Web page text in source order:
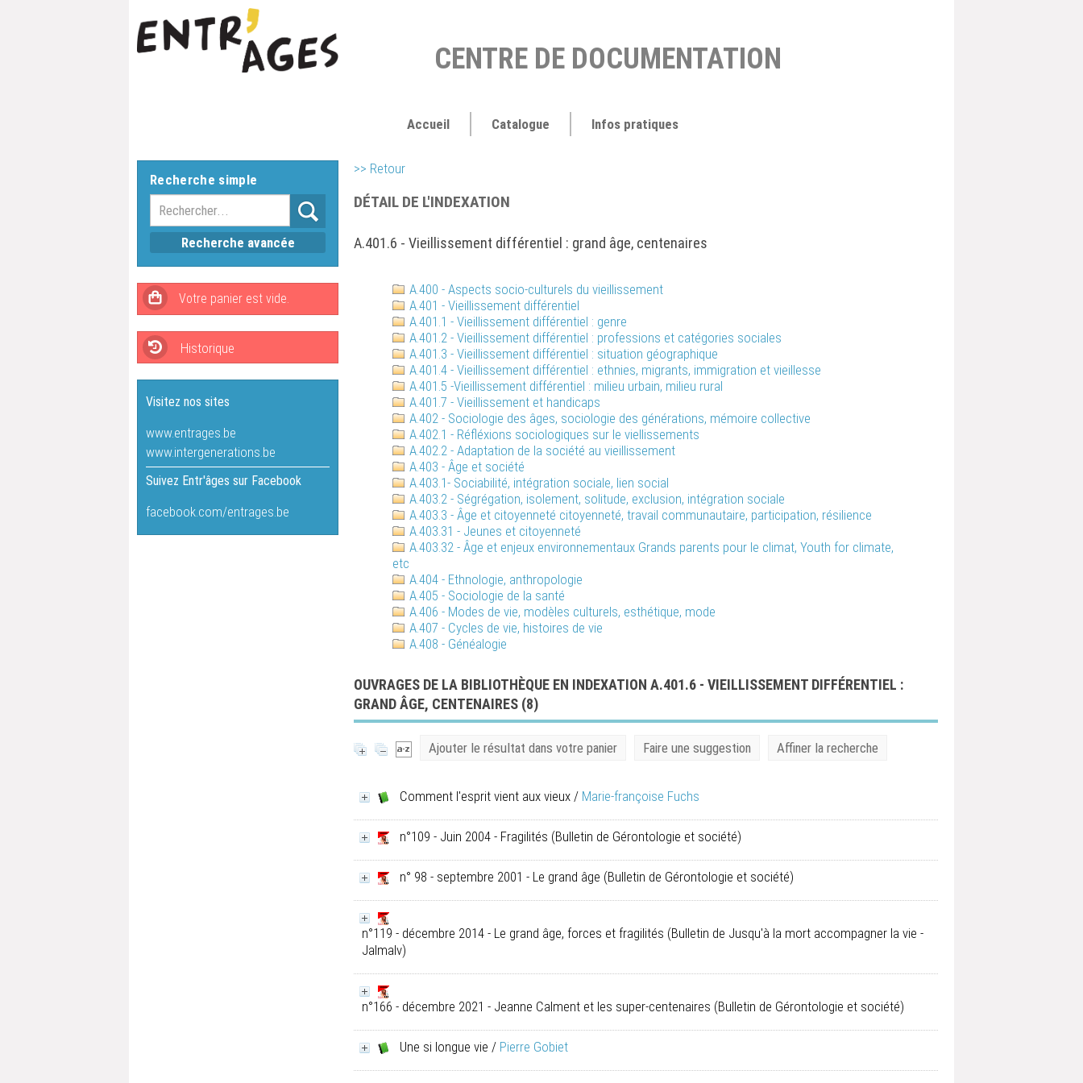
CENTRE DE DOCUMENTATION
Accueil Catalogue Infos pratiques
>> Retour
DÉTAIL DE L'INDEXATION
A.401.6 - Vieillissement différentiel : grand âge, centenaires
A.400 - Aspects socio-culturels du vieillissement
A.401 - Vieillissement différentiel
A.401.1 - Vieillissement différentiel : genre
A.401.2 - Vieillissement différentiel : professions et catégories sociales
A.401.3 - Vieillissement différentiel : situation géographique
A.401.4 - Vieillissement différentiel : ethnies, migrants, immigration et vieillesse
A.401.5 -Vieillissement différentiel : milieu urbain, milieu rural
A.401.7 - Vieillissement et handicaps
A.402 - Sociologie des âges, sociologie des générations, mémoire collective
A.402.1 - Réfléxions sociologiques sur le viellissements
A.402.2 - Adaptation de la société au vieillissement
A.403 - Âge et société
A.403.1- Sociabilité, intégration sociale, lien social
A.403.2 - Ségrégation, isolement, solitude, exclusion, intégration sociale
A.403.3 - Âge et citoyenneté citoyenneté, travail communautaire, participation, résilience
A.403.31 - Jeunes et citoyenneté
A.403.32 - Âge et enjeux environnementaux Grands parents pour le climat, Youth for climate,
etc
A.404 - Ethnologie, anthropologie
A.405 - Sociologie de la santé
A.406 - Modes de vie, modèles culturels, esthétique, mode
A.407 - Cycles de vie, histoires de vie
A.408 - Généalogie
OUVRAGES DE LA BIBLIOTHÈQUE EN INDEXATION A.401.6 - VIEILLISSEMENT DIFFÉRENTIEL :
GRAND ÂGE, CENTENAIRES (8)
Ajouter le résultat dans votre panier Faire une suggestion Affiner la recherche
Comment l'esprit vient aux vieux / Marie-françoise Fuchs
n°109 - Juin 2004 - Fragilités (Bulletin de Gérontologie et société)
n° 98 - septembre 2001 - Le grand âge (Bulletin de Gérontologie et société)
n°119 - décembre 2014 - Le grand âge, forces et fragilités (Bulletin de Jusqu'à la mort accompagner la vie -
Jalmalv)
n°166 - décembre 2021 - Jeanne Calment et les super-centenaires (Bulletin de Gérontologie et société)
Une si longue vie / Pierre Gobiet
Recherche simple
Recherche avancée
Historique
Visitez nos sites
www.entrages.be
www.intergenerations.be
Suivez Entr'âges sur Facebook
facebook.com/entrages.be